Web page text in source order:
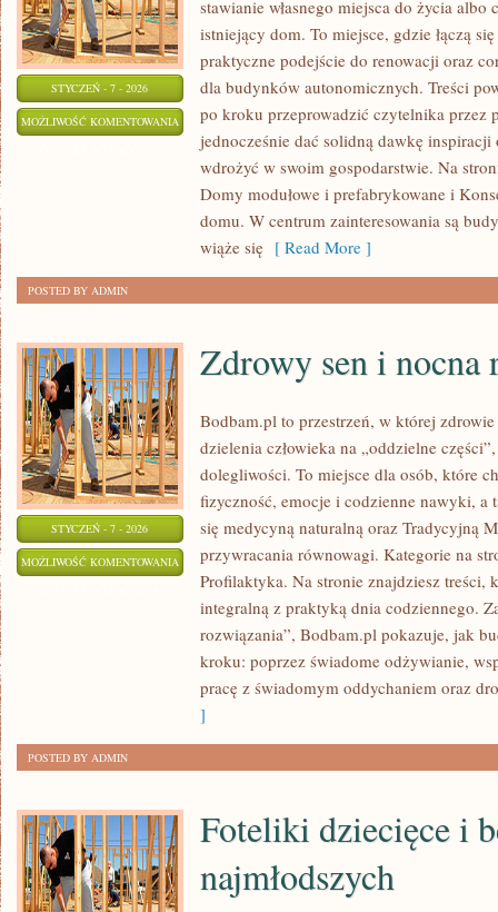
STYCZEŃ - 7 - 2026
MOŻLIWOŚĆ KOMENTOWANIA PORADY
BUDOWLANE
stawianie własnego miejsca do życia albo
istniejący dom. To miejsce, gdzie łączą
praktyczne podejście do renowacji oraz
dla budynków autonomicznych. Treści
po kroku przeprowadzić czytelnika przez
jednocześnie dać solidną dawkę
wdrożyć w swoim gospodarstwie. Na
Domy modułowe i prefabrykowane i
domu. W centrum zainteresowania są
wiąże się [ Read More ]
POSTED BY ADMIN
STYCZEŃ - 7 - 2026
MOŻLIWOŚĆ KOMENTOWANIA ZDROWY
NOCNA
REGENERACJA
Zdrowy sen i nocna
Bodbam.pl to przestrzeń, w której zdrowie
dzielenia człowieka na „oddzielne
dolegliwości. To miejsce dla osób, które
fizyczność, emocje i codzienne nawyki, a
się medycyną naturalną oraz Tradycyjną
przywracania równowagi. Kategorie na
Profilaktyka. Na stronie znajdziesz treści,
integralną z praktyką dnia codziennego.
rozwiązania”, Bodbam.pl pokazuje, jak
kroku: poprzez świadome odżywianie,
pracę z świadomym oddychaniem oraz
]
POSTED BY ADMIN
Foteliki dziecięce i
najmłodszych